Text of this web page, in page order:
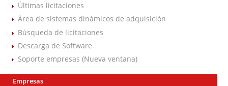
Últimas licitaciones
Área de sistemas dinámicos de adquisición
Búsqueda de licitaciones
Descarga de Software
Soporte empresas (Nueva ventana)
Empresas